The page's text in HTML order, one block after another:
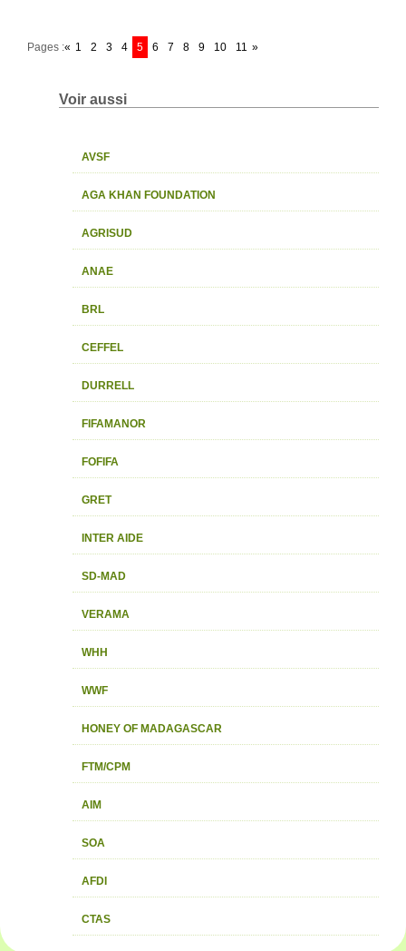
Pages :« 1 2 3 4 5 6 7 8 9 10 11 »
Voir aussi
AVSF
AGA KHAN FOUNDATION
AGRISUD
ANAE
BRL
CEFFEL
DURRELL
FIFAMANOR
FOFIFA
GRET
INTER AIDE
SD-MAD
VERAMA
WHH
WWF
HONEY OF MADAGASCAR
FTM/CPM
AIM
SOA
AFDI
CTAS